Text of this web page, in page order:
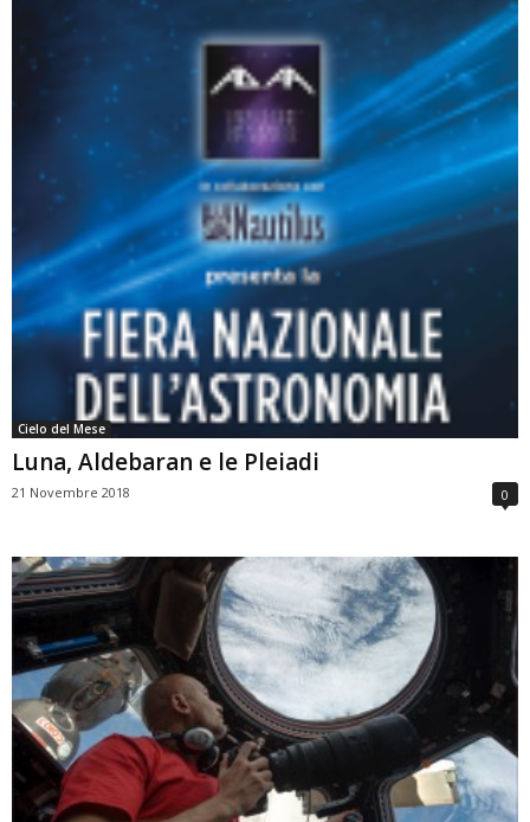
Cielo del Mese
Luna, Aldebaran e le Pleiadi
21 Novembre 2018 0